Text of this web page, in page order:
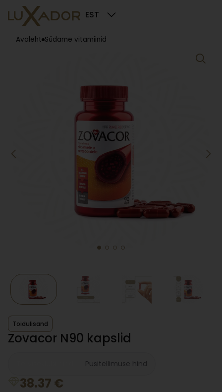
EST
Avaleht Südame vitamiinid
Toidulisand
Zovacor N90 kapslid
Püsitellimuse hind
38.37 €